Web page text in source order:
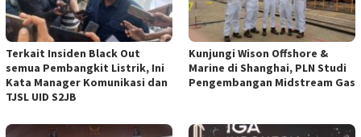
Terkait Insiden Black Out
semua Pembangkit Listrik, Ini
Kata Manager Komunikasi dan
TJSL UID S2JB
Kunjungi Wison Offshore &
Marine di Shanghai, PLN Studi
Pengembangan Midstream Gas